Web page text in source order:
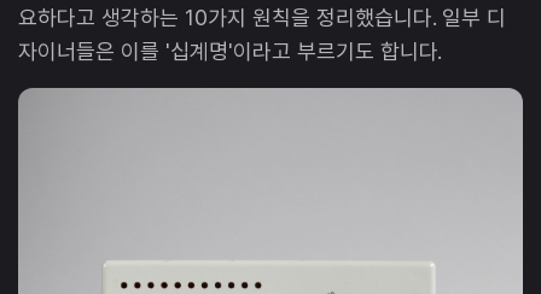
요하다고 생각하는 10가지 원칙을 정리했습니다. 일부 디
자이너들은 이를 '십계명'이라고 부르기도 합니다.